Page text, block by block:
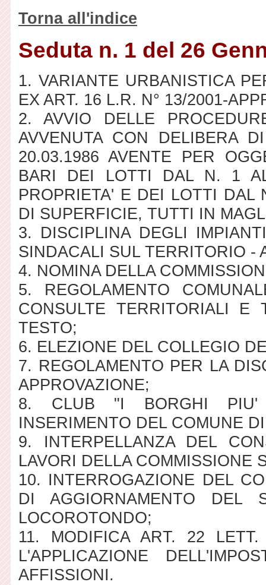
Torna all'indice
Seduta n. 1 del 26
1. VARIANTE URBANISTICA
EX ART. 16 L.R. N° 13/2001-
2. AVVIO DELLE
AVVENUTA CON DELIBERA
20.03.1986 AVENTE PER
BARI DEI LOTTI DAL N. 1
PROPRIETA' E DEI LOTTI
DI SUPERFICIE, TUTTI IN
3. DISCIPLINA DEGLI
SINDACALI SUL TERRITORIO -
4. NOMINA DELLA
5. REGOLAMENTO
CONSULTE TERRITORIALI E
TESTO;
6. ELEZIONE DEL COLLEGIO
7. REGOLAMENTO PER LA
APPROVAZIONE;
8. CLUB "I BORGHI PIU'
INSERIMENTO DEL COMUNE
9. INTERPELLANZA DEL
LAVORI DELLA COMMISSIONE
10. INTERROGAZIONE DEL
DI AGGIORNAMENTO DEL
LOCOROTONDO;
11. MODIFICA ART. 22
L'APPLICAZIONE
AFFISSIONI.